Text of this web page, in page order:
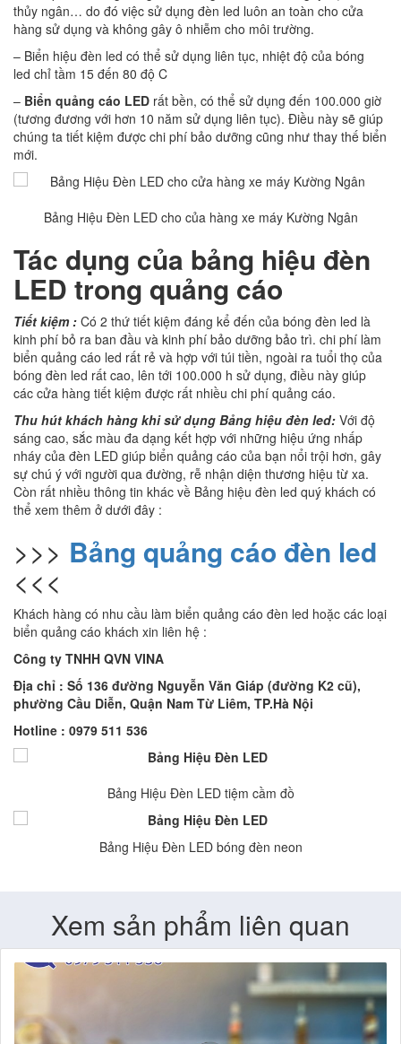
thủy ngân… do đó việc sử dụng đèn led luôn an toàn cho cửa
hàng sử dụng và không gây ô nhiễm cho môi trường.
– Biển hiệu đèn led có thể sử dụng liên tục, nhiệt độ của bóng
led chỉ tầm 15 đến 80 độ C
– Biển quảng cáo LED rất bền, có thể sử dụng đến 100.000 giờ
(tương đương với hơn 10 năm sử dụng liên tục). Điều này sẽ giúp
chúng ta tiết kiệm được chi phí bảo dưỡng cũng như thay thế biển
mới.
Bảng Hiệu Đèn LED cho của hàng xe máy Kường Ngân
Tác dụng của bảng hiệu đèn
LED trong quảng cáo
Tiết kiệm : Có 2 thứ tiết kiệm đáng kể đến của bóng đèn led là
kinh phí bỏ ra ban đầu và kinh phí bảo dưỡng bảo trì. chi phí làm
biển quảng cáo led rất rẻ và hợp với túi tiền, ngoài ra tuổi thọ của
bóng đèn led rất cao, lên tới 100.000 h sử dụng, điều này giúp
các cửa hàng tiết kiệm được rất nhiều chi phí quảng cáo.
Thu hút khách hàng khi sử dụng Bảng hiệu đèn led: Với độ
sáng cao, sắc màu đa dạng kết hợp với những hiệu ứng nhấp
nháy của đèn LED giúp biển quảng cáo của bạn nổi trội hơn, gây
sự chú ý với người qua đường, rễ nhận diện thương hiệu từ xa.
Còn rất nhiều thông tin khác về Bảng hiệu đèn led quý khách có
thể xem thêm ở dưới đây :
>>> Bảng quảng cáo đèn led
<<<
Khách hàng có nhu cầu làm biển quảng cáo đèn led hoặc các loại
biển quảng cáo khách xin liên hệ :
Công ty TNHH QVN VINA
Địa chỉ : Số 136 đường Nguyễn Văn Giáp (đường K2 cũ),
phường Cầu Diễn, Quận Nam Từ Liêm, TP.Hà Nội
Hotline : 0979 511 536
Bảng Hiệu Đèn LED tiệm cầm đồ
Bảng Hiệu Đèn LED bóng đèn neon
Xem sản phẩm liên quan